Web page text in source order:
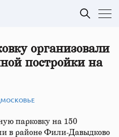
организовали
постройки на
парковку на 150
в районе Фили-Давыдково